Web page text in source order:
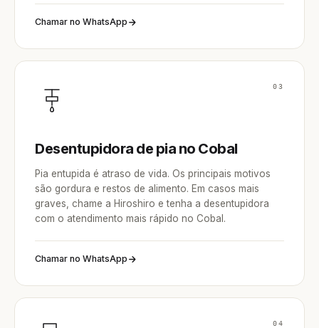
Chamar no WhatsApp
03
Desentupidora de pia no Cobal
Pia entupida é atraso de vida. Os principais motivos
são gordura e restos de alimento. Em casos mais
graves, chame a Hiroshiro e tenha a desentupidora
com o atendimento mais rápido no Cobal.
Chamar no WhatsApp
04